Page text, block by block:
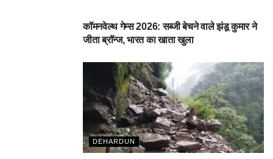
कॉमनवेल्थ गेम्स 2026: सब्जी बेचने वाले झंडू कुमार ने
जीता ब्रॉन्ज, भारत का खाता खुला
DEHARDUN